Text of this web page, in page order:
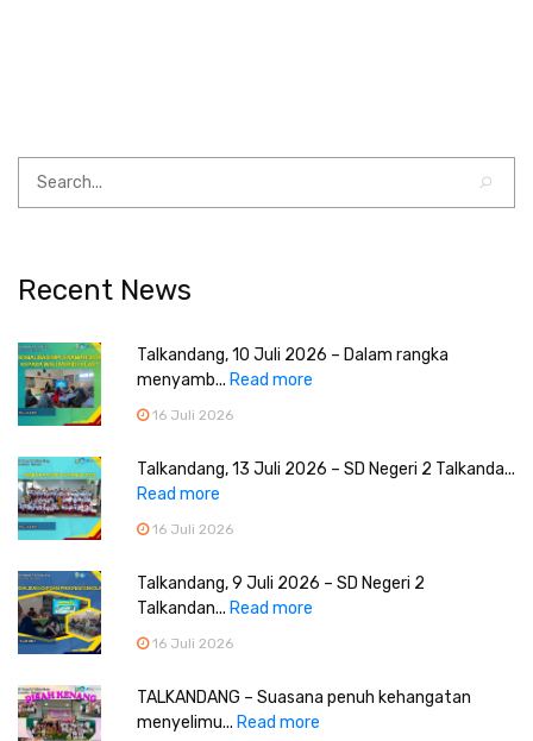
Recent News
Talkandang, 10 Juli 2026 – Dalam rangka
menyamb... Read more
16 Juli 2026
Talkandang, 13 Juli 2026 – SD Negeri 2 Talkanda...
Read more
16 Juli 2026
Talkandang, 9 Juli 2026 – SD Negeri 2
Talkandan... Read more
16 Juli 2026
TALKANDANG – Suasana penuh kehangatan
menyelimu... Read more